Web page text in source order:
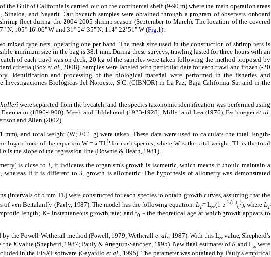
the Gulf of California is carried out on the continental shelf (9-90 m) where the main operation areas
Sinaloa, and Nayarit. Our bycatch samples were obtained through a program of observers onboard
fleet during the 2004-2005 shrimp season (September to March). The location of the covered
N, 105° 16' 06" W and 31° 24' 35" N, 114° 22' 51" W (Fig.1).
mixed type nets, operating one per band. The mesh size used in the construction of shrimp nets is
minimum size in the bag is 38.1 mm. During these surveys, trawling lasted for three hours with an
of each trawl was on deck, 20 kg of the samples were taken following the method proposed by
criteria (Box et al., 2008). Samples were labeled with particular data for each trawl and frozen (-20
Identification and processing of the biological material were performed in the fisheries and
Investigaciones Biológicas del Noroeste, S.C. (CIBNOR) in La Paz, Baja California Sur and in the
halleriwere separated from the bycatch, and the species taxonomic identification was performed using
(1896-1900), Meek and Hildebrand (1923-1928), Miller and Lea (1976), Eschmeyeret al.
and Allen (2002).
mm), and total weight (W; ±0.1 g) were taken. These data were used to calculate the total length-
logarithmic of the equation W = a TLb for each species, where W is the total weight, TL is the total
b is the slope of the regression line (Downie & Heath, 1981).
is close to 3, it indicates the organism's growth is isometric, which means it should maintain a
whereas if it is different to 3, growth is allometric. The hypothesis of allometry was demonstrated
(intervals of 5 mm TL) were constructed for each species to obtain growth curves, assuming that the
of von Bertalanffy (Pauly, 1987). The model has the following equation:LT= L∞(1-e-k(t-t
0
)), whereLT
length; K= instantaneous growth rate; and t0 = the theoretical age at which growth appears to
by the Powell-Wetherall method (Powell, 1979; Wetherallet al., 1987). With this L∞ value, Shepherd's
the K value (Shepherd, 1987; Pauly & Arreguín-Sánchez, 1995). New final estimates of Kand L∞ were
in the FISAT software (Gayaniloet al.,
1995). The parameter was obtained by Pauly's empirical